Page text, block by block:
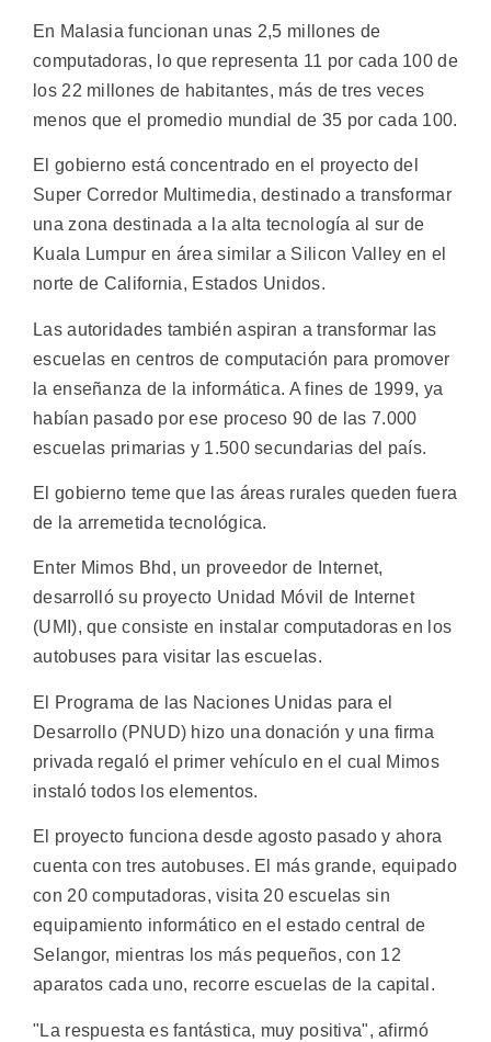
En Malasia funcionan unas 2,5 millones de
computadoras, lo que representa 11 por cada 100 de
los 22 millones de habitantes, más de tres veces
menos que el promedio mundial de 35 por cada 100.
El gobierno está concentrado en el proyecto del
Super Corredor Multimedia, destinado a transformar
una zona destinada a la alta tecnología al sur de
Kuala Lumpur en área similar a Silicon Valley en el
norte de California, Estados Unidos.
Las autoridades también aspiran a transformar las
escuelas en centros de computación para promover
la enseñanza de la informática. A fines de 1999, ya
habían pasado por ese proceso 90 de las 7.000
escuelas primarias y 1.500 secundarias del país.
El gobierno teme que las áreas rurales queden fuera
de la arremetida tecnológica.
Enter Mimos Bhd, un proveedor de Internet,
desarrolló su proyecto Unidad Móvil de Internet
(UMI), que consiste en instalar computadoras en los
autobuses para visitar las escuelas.
El Programa de las Naciones Unidas para el
Desarrollo (PNUD) hizo una donación y una firma
privada regaló el primer vehículo en el cual Mimos
instaló todos los elementos.
El proyecto funciona desde agosto pasado y ahora
cuenta con tres autobuses. El más grande, equipado
con 20 computadoras, visita 20 escuelas sin
equipamiento informático en el estado central de
Selangor, mientras los más pequeños, con 12
aparatos cada uno, recorre escuelas de la capital.
"La respuesta es fantástica, muy positiva", afirmó